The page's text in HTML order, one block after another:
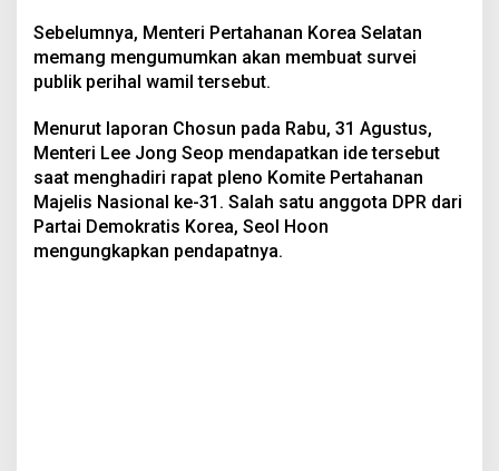
Sebelumnya, Menteri Pertahanan Korea Selatan
memang mengumumkan akan membuat survei
publik perihal wamil tersebut.
Menurut laporan Chosun pada Rabu, 31 Agustus,
Menteri Lee Jong Seop mendapatkan ide tersebut
saat menghadiri rapat pleno Komite Pertahanan
Majelis Nasional ke-31. Salah satu anggota DPR dari
Partai Demokratis Korea, Seol Hoon
mengungkapkan pendapatnya.